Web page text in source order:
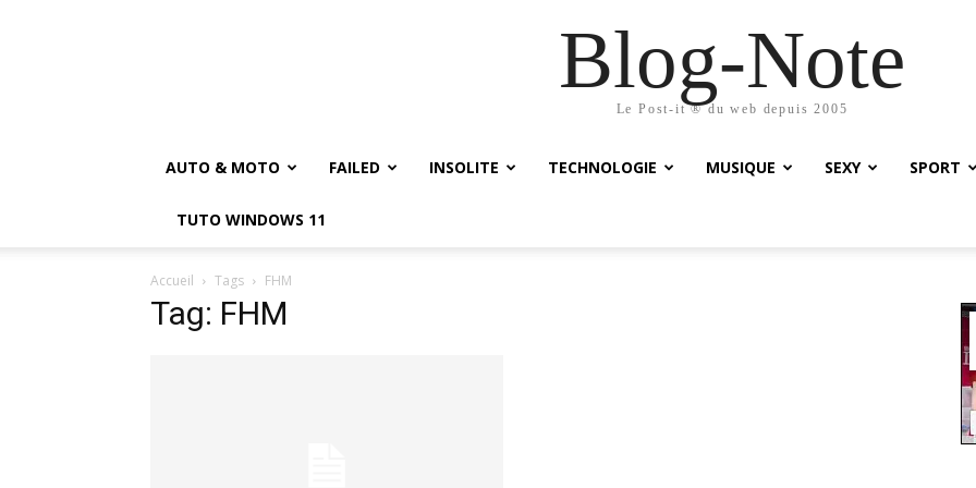
Blog-Note
Le Post-it ® du web depuis 2005
AUTO & MOTO FAILED INSOLITE TECHNOLOGIE MUSIQUE SEXY SPORT
TUTO WINDOWS 11
Accueil Tags FHM
Tag: FHM